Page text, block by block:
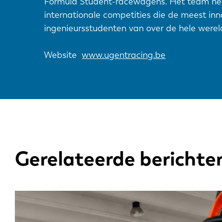
internationale competities die de meest
ingenieursstudenten van over de hele
Websitewww.ugentracing.be
Gerelateerde
DE